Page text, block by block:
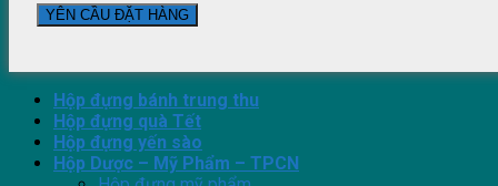
Hộp đựng bánh trung thu
Hộp đựng quà Tết
Hộp đựng yến sào
Hộp Dược – Mỹ Phẩm – TPCN